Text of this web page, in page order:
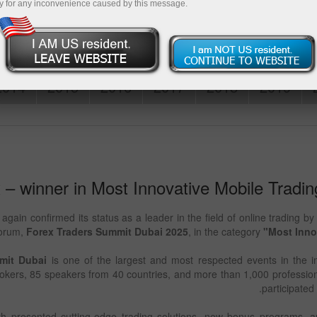
فتح حساب
2019
2018
2017
2016
2015
– winner in Most Innovative Mobile
confirmed its status as a leader in the field of online trading
Forex Traders Summit Dubai 2025, in the category "Most
Dubai is one of the largest and most respected events in the
85 speakers from 40 countries, and more than 1,000
for any inconvenience caused by this message.